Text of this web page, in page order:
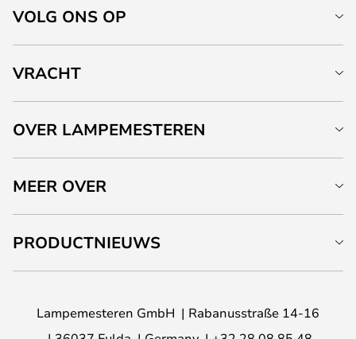
VOLG ONS OP
VRACHT
OVER LAMPEMESTEREN
MEER OVER
PRODUCTNIEUWS
Lampemesteren GmbH
Rabanusstraße 14-16